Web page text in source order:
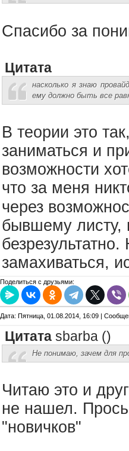
Спасибо за
Цитата
насколько я знаю
ему должно быть все
В теории это
заниматься и
возможности
что за меня
через
бывшему листу,
замахиваться,
Поделиться с друзьями:
Дата: Пятница, 01.08.2014, 16:09 |
Цитата sbarba ()
Не понимаю, зачем для
Читаю это и
не нашел.
"новичков"